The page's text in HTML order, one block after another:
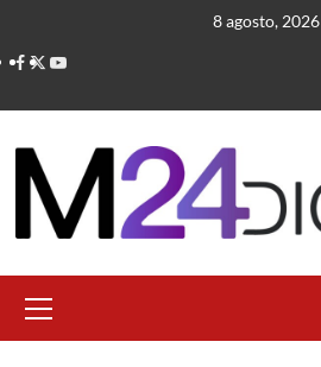
contenido
8 agosto, 2026
primario